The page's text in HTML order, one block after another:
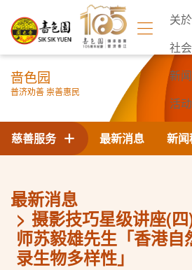
关
社
新
活
联络
啬色园
普济劝善 崇善惠民
最新消息 新
慈善服务
最新消息
摄影技巧星级讲座(
师苏毅雄先生「香港自
录生物多样性」